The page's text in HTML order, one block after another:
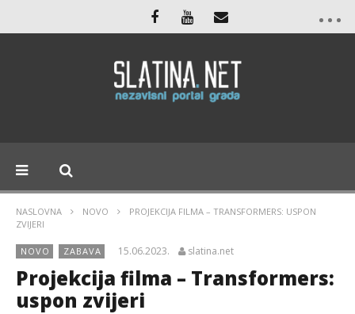
NASLOVNA NOVO
PROJEKCIJA FILMA – TRANSFORMERS: USPON
ZVIJERI
NOVO ZABAVA 15.06.2023. slatina.net
Projekcija filma – Transformers:
uspon zvijeri